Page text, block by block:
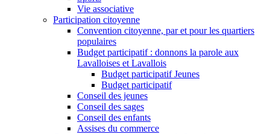
Vie associative
Participation citoyenne
Convention citoyenne, par et pour les quartiers
populaires
Budget participatif : donnons la parole aux
Lavalloises et Lavallois
Budget participatif Jeunes
Budget participatif
Conseil des jeunes
Conseil des sages
Conseil des enfants
Assises du commerce